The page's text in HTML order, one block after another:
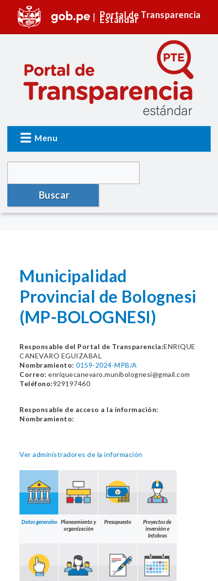
Portal de Transparencia
Estándar
Menu
Buscar
Municipalidad
Provincial de Bolognesi
(MP-BOLOGNESI)
Responsable del Portal de Transparencia:ENRIQUE
CANEVARO EGUIZABAL
Nombramiento: 0159-2024-MPB/A
Correo: enriquecanevaro.munibolognesi@gmail.com
Teléfono:929197460
Responsable de acceso a la información:
Nombramiento:
Ver administradores de la información
Datos generales
Planeamiento y
organización
Presupuesto
Proyectos de
inversión e
Infobras